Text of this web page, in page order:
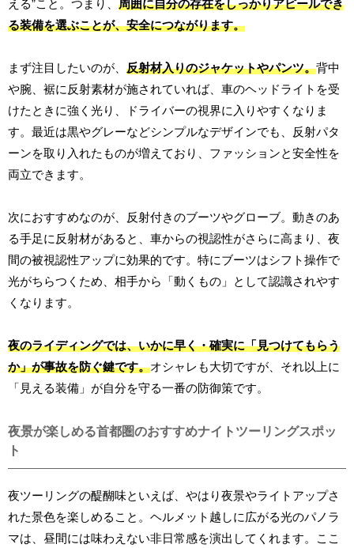
える”こと。つまり、 周囲に自分の存在をしっかりアピールでき
る装備を選ぶことが、安全につながります。
まず注目したいのが、 反射材入りのジャケットやパンツ。背中
や腕、裾に反射素材が施されていれば、車のヘッドライトを受
けたときに強く光り、ドライバーの視界に入りやすくなりま
す。最近は黒やグレーなどシンプルなデザインでも、反射パタ
ーンを取り入れたものが増えており、ファッションと安全性を
両立できます。
次におすすめなのが、反射付きのブーツやグローブ。動きのあ
る手足に反射材があると、車からの視認性がさらに高まり、夜
間の被視認性アップに効果的です。特にブーツはシフト操作で
光がちらつくため、相手から「動くもの」として認識されやす
くなります。
夜のライディングでは、いかに早く・確実に「見つけてもらう
か」が事故を防ぐ鍵です。オシャレも大切ですが、それ以上に
「見える装備」が自分を守る一番の防御策です。
夜景が楽しめる首都圏のおすすめナイトツーリングスポッ
ト
夜ツーリングの醍醐味といえば、やはり夜景やライトアップさ
れた景色を楽しめること。ヘルメット越しに広がる光のパノラ
マは、昼間には味わえない非日常感を演出してくれます。ここ